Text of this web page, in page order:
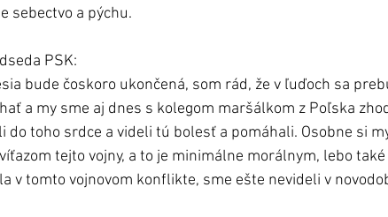
sebectvo a pýchu.
PSK:
bude čoskoro ukončená, som rád, že v ľuďoch sa
a my sme aj dnes s kolegom maršálkom z Poľska
do toho srdce a videli tú bolesť a pomáhali. Osobne si
tejto vojny, a to je minimálne morálnym, lebo
v tomto vojnovom konflikte, sme ešte nevideli v